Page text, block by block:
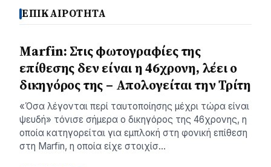
ΕΠΙΚΑΙΡΟΤΗΤΑ
Marfin: Στις φωτογραφίες της
επίθεσης δεν είναι η 46χρονη, λέει ο
δικηγόρος της – Απολογείται την Τρίτη
«Όσα λέγονται περί ταυτοποίησης μέχρι τώρα είναι
ψευδή» τόνισε σήμερα ο δικηγόρος της 46χρονης, η
οποία κατηγορείται για εμπλοκή στη φονική επίθεση
στη Marfin, η οποία είχε στοιχίσ…